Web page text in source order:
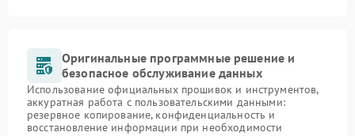
Оригинальные программные решение и
безопасное обслуживание данных
Использование официальных прошивок и инструментов,
аккуратная работа с пользовательскими данными:
резервное копирование, конфиденциальность и
восстановление информации при необходимости